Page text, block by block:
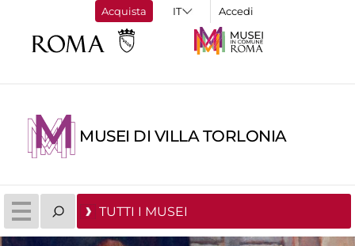
Acquista Accedi
MUSEI DI VILLA TORLONIA
TUTTI I MUSEI